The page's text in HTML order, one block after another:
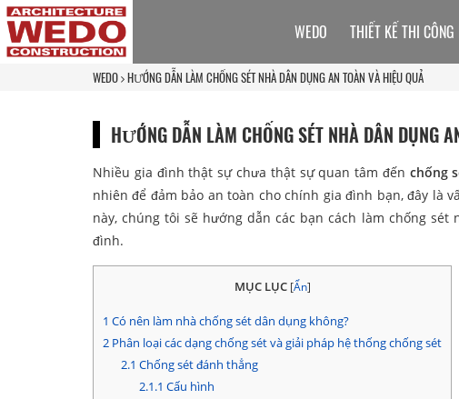
WEDO HƯỚNG DẪN LÀM CHỐNG SÉT NHÀ DÂN DỤNG AN TOÀN VÀ HIỆU QUẢ
HƯỚNG DẪN LÀM CHỐNG SÉT NHÀ DÂN DỤNG
Nhiều gia đình thật sự chưa thật sự quan tâm đến chống
nhiên để đảm bảo an toàn cho chính gia đình bạn, đây là
này, chúng tôi sẽ hướng dẫn các bạn cách làm chống
đình.
MỤC LỤC [Ẩn]
1 Có nên làm nhà chống sét dân dụng không?
2 Phân loại các dạng chống sét và giải pháp hệ thống chống sét
2.1 Chống sét đánh thẳng
2.1.1 Cấu hình
WEDO THIẾT KẾ THI